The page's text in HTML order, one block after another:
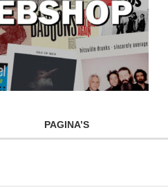
PAGINA’S